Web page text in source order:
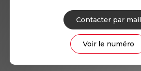
Contacter par mail
Voir le numéro